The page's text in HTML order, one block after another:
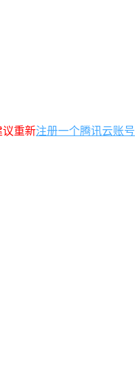
议重新注册一个腾讯云账号